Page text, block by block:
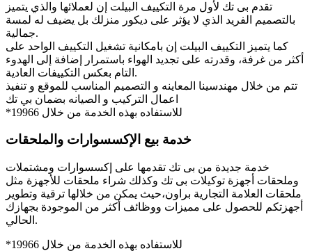
تقدم بى تك لأول مرة التكييف البيلت إن لعملائها والذي يتميز
بالتصميم الفريد الذي لا يؤثر على ديكور منزلك بل يضيف له لمسة
جمالية.
كما يتميز التكييف البيلت إن بامكانية تشغيل التكييف الواحد على
أكثر من غرفة، وقدرته على تجديد الهواء باستمرار إضافة إلى الهدوء
التام بعكس التكييفات العادية.
تتم من خلال مهندسينا المعاينه و التصميم المناسب للموقع و تنفيذ
اعمال التركيب و الصيانه بضمان بي تك
*للاستفاده بهذه الخدمة من خلال 19966
خدمة بيع الإكسسوارات والملحقات
خدمة جديدة من بى تك تقدمها على إكسسوارات ومشتملات
وملحقات أجهزة توكيلات بى تك وكذلك شراء ملحقات للأجهزة مثل
ملحقات العلامة التجارية براون،حيث يمكن من خلالها ترقية وتطوير
أجهزتكم للحصول على مميزات ووظائف أكثر من الموجودة بجهازك
الحالي.
*للاستفاده بهذه الخدمة من خلال 19966